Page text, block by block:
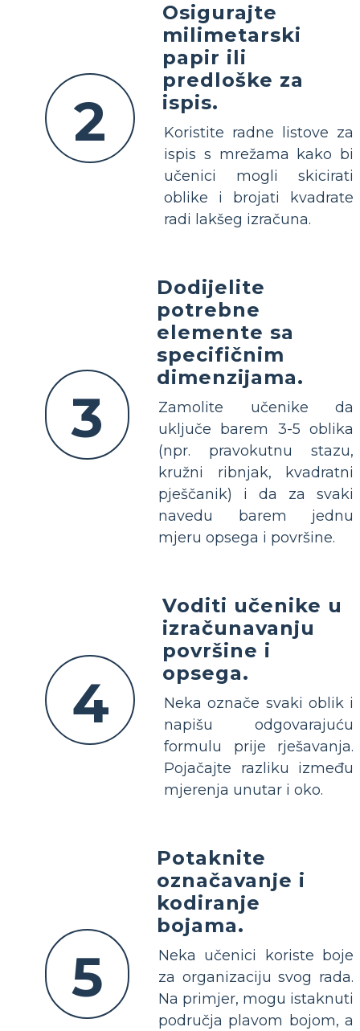
2
Osigurajte
milimetarski
papir ili
predloške za
ispis.
Koristite radne listove za
ispis s mrežama kako bi
učenici mogli skicirati
oblike i brojati kvadrate
radi lakšeg izračuna.
3
Dodijelite
potrebne
elemente sa
specifičnim
dimenzijama.
Zamolite učenike da
uključe barem 3-5 oblika
(npr. pravokutnu stazu,
kružni ribnjak, kvadratni
pješčanik) i da za svaki
navedu barem jednu
mjeru opsega i površine.
4
Voditi učenike u
izračunavanju
površine i
opsega.
Neka označe svaki oblik i
napišu odgovarajuću
formulu prije rješavanja.
Pojačajte razliku između
mjerenja unutar i oko.
5
Potaknite
označavanje i
kodiranje
bojama.
Neka učenici koriste boje
za organizaciju svog rada.
Na primjer, mogu istaknuti
područja plavom bojom, a